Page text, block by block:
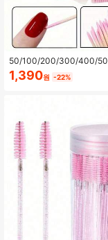
50/100/200/300/400/
00/2000개 양두형 우드 네
와이프, 소형 양두형 눈썹
1,390원 -22%